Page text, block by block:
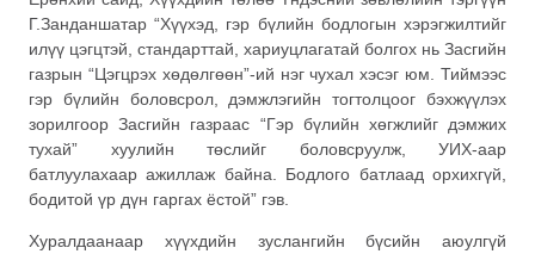
Г.Занданшатар “Хүүхэд, гэр бүлийн бодлогын хэрэгжилтийг
илүү цэгцтэй, стандарттай, хариуцлагатай болгох нь Засгийн
газрын “Цэгцрэх хөдөлгөөн”-ий нэг чухал хэсэг юм. Тиймээс
гэр бүлийн боловсрол, дэмжлэгийн тогтолцоог бэхжүүлэх
зорилгоор Засгийн газраас “Гэр бүлийн хөгжлийг дэмжих
тухай” хуулийн төслийг боловсруулж, УИХ-аар
батлуулахаар ажиллаж байна. Бодлого батлаад орхихгүй,
бодитой үр дүн гаргах ёстой” гэв.
Хуралдаанаар хүүхдийн зуслангийн бүсийн аюулгүй